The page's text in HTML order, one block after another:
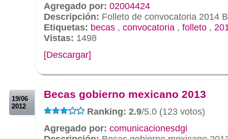
Agregado por: 02004424
Descripción: Folleto de convocatoria 2014
Etiquetas: becas , convocatoria , folleto ,
Vistas: 1498
[Descargar]
19/06
2012
Becas gobierno mexicano 2013
Ranking: 2.9/5.0 (123 votos)
Agregado por: comunicacionesdgi